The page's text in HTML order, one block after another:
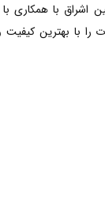
اشراق با همکاری
را با بهترین